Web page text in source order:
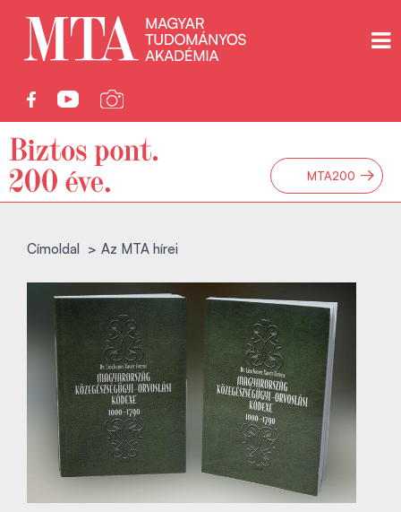
MTA200 →
Címoldal Az MTA hírei